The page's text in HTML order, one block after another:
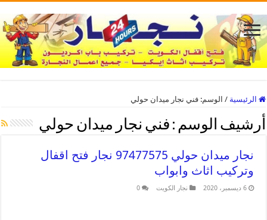
الرئيسية / الوسم:فني نجار ميدان حولي
أرشيف الوسم : فني نجار ميدان حولي
نجار ميدان حولي 97477575 نجار فتح اقفال
وتركيب اثاث وابواب
6 ديسمبر، 2020 نجار الكويت 0